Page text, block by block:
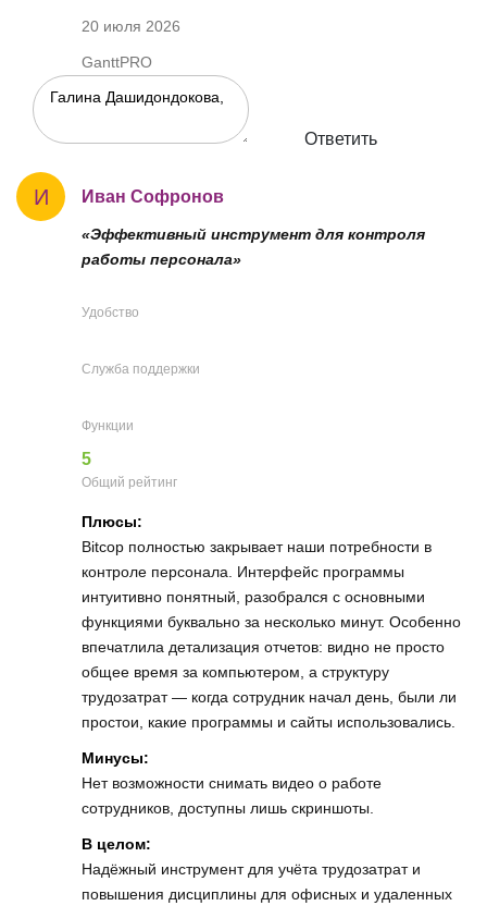
20 июля 2026
GanttPRO
Ответить
И Иван Софронов
«Эффективный инструмент для контроля
работы персонала»
Удобство
Служба поддержки
Функции
5
Общий рейтинг
Плюсы:
Bitcop полностью закрывает наши потребности в
контроле персонала. Интерфейс программы
интуитивно понятный, разобрался с основными
функциями буквально за несколько минут. Особенно
впечатлила детализация отчетов: видно не просто
общее время за компьютером, а структуру
трудозатрат — когда сотрудник начал день, были ли
простои, какие программы и сайты использовались.
Минусы:
Нет возможности снимать видео о работе
сотрудников, доступны лишь скриншоты.
В целом:
Надёжный инструмент для учёта трудозатрат и
повышения дисциплины для офисных и удаленных